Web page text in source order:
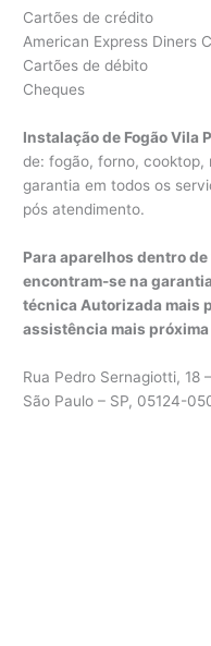
Cartões de crédito
American Express Diners
Cartões de débito
Cheques
Instalação de Fogão Vila
de: fogão, forno, cooktop,
garantia em todos os
pós atendimento.
Para aparelhos dentro de
encontram-se na
técnica Autorizada mais
assistência mais
Rua Pedro Sernagiotti, 18
São Paulo – SP, 05124-